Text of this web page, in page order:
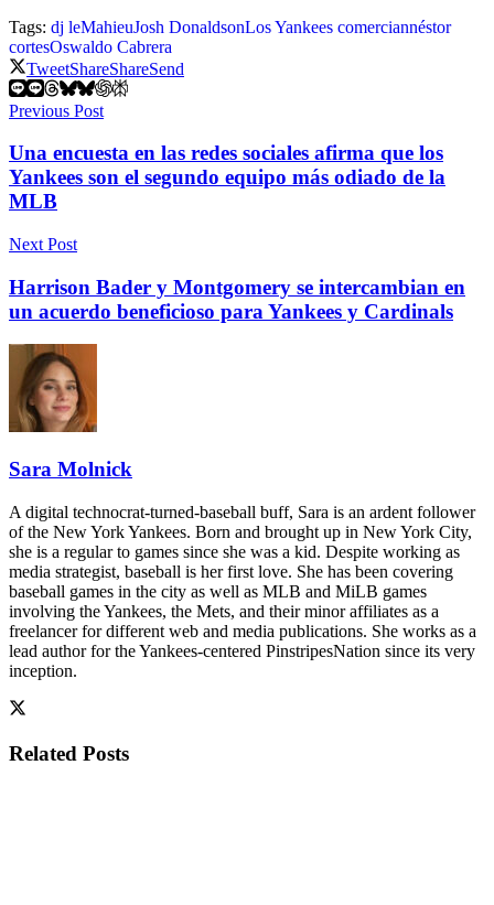
Tags: dj leMahieuJosh DonaldsonLos Yankees comerciannéstor
cortesOswaldo Cabrera
TweetShareShareSend
Previous Post
Una encuesta en las redes sociales afirma que los
Yankees son el segundo equipo más odiado de la
MLB
Next Post
Harrison Bader y Montgomery se intercambian en
un acuerdo beneficioso para Yankees y Cardinals
Sara Molnick
A digital technocrat-turned-baseball buff, Sara is an ardent follower
of the New York Yankees. Born and brought up in New York City,
she is a regular to games since she was a kid. Despite working as
media strategist, baseball is her first love. She has been covering
baseball games in the city as well as MLB and MiLB games
involving the Yankees, the Mets, and their minor affiliates as a
freelancer for different web and media publications. She works as a
lead author for the Yankees-centered PinstripesNation since its very
inception.
Related Posts